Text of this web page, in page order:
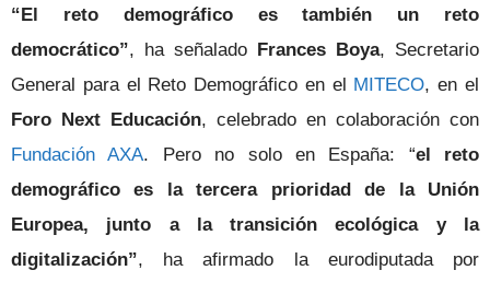
“El reto demográfico es también un reto
democrático”, ha señalado Frances Boya, Secretario
General para el Reto Demográfico en el MITECO, en el
Foro Next Educación, celebrado en colaboración con
Fundación AXA. Pero no solo en España: “el reto
demográfico es la tercera prioridad de la Unión
Europea, junto a la transición ecológica y la
digitalización”, ha afirmado la eurodiputada por